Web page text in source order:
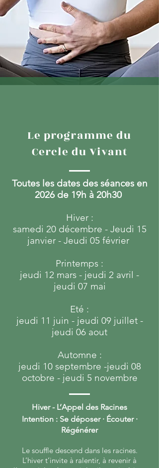
Le programme du
Cercle du Vivant
Toutes les dates des séances en
2026 de 19h à 20h30
Hiver :
samedi 20 décembre - Jeudi 15
janvier - Jeudi 05 février
Printemps :
jeudi 12 mars - jeudi 2 avril -
jeudi 07 mai
Eté :
jeudi 11 juin - jeudi 09 juillet -
jeudi 06 aout
Automne :
jeudi 10 septembre -jeudi 08
octobre - jeudi 5 novembre
Hiver - L’Appel des Racines
Intention : Se déposer · Écouter ·
Régénérer
Le souffle descend dans les racines.
L’hiver t’invite à ralentir, à revenir à